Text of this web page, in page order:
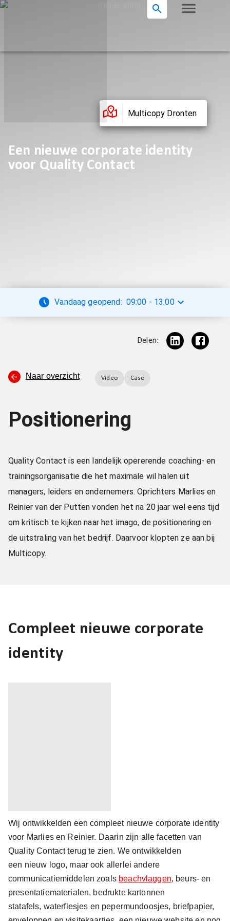
Multicopy Dronten
Een nieuwe corporate identity
voor Quality Contact
Vandaag geopend: 09:00 - 13:00
Delen:
Naar overzicht Video Case
Positionering
Quality Contact is een landelijk opererende coaching- en
trainingsorganisatie die het maximale wil halen uit
managers, leiders en ondernemers. Oprichters Marlies en
Reinier van der Putten vonden het na 20 jaar wel eens tijd
om kritisch te kijken naar het imago, de positionering en
de uitstraling van het bedrijf. Daarvoor klopten ze aan bij
Multicopy.
Compleet nieuwe corporate
identity
Wij ontwikkelden een compleet nieuwe corporate identity
voor Marlies en Reinier. Daarin zijn alle facetten van
Quality Contact terug te zien. We ontwikkelden
een nieuw logo, maar ook allerlei andere
communicatiemiddelen zoals beachvlaggen, beurs- en
presentatiematerialen, bedrukte kartonnen
statafels, waterflesjes en pepermundoosjes, briefpapier,